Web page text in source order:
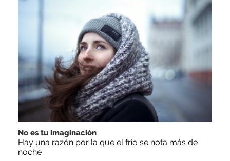
No es tu imaginación
Hay una razón por la que el frío se nota más de
noche